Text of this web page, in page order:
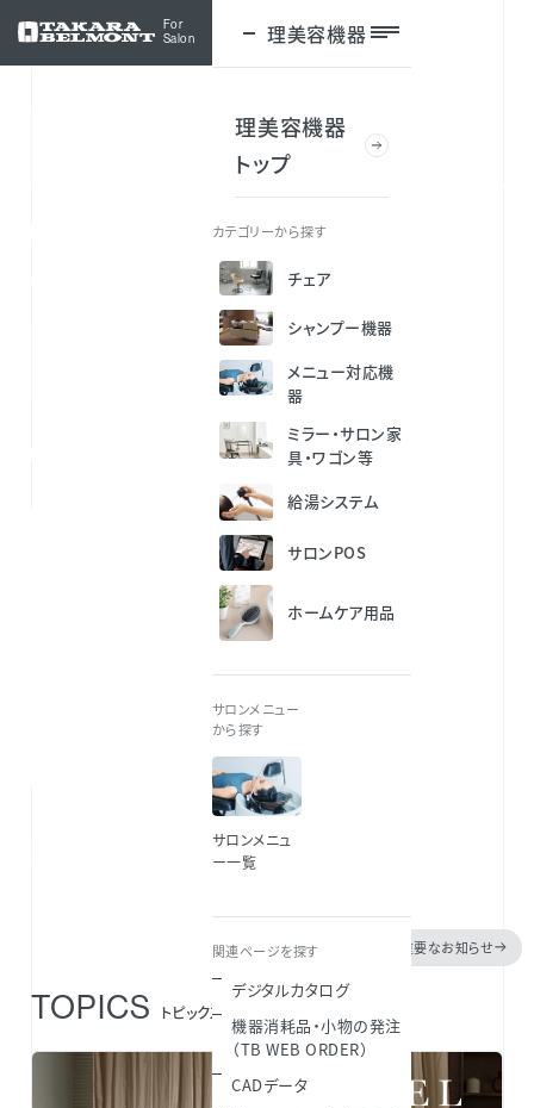
For
Salon
理美容機器
理美容機器
トップ
カテゴリーから探す
チェア
シャンプー機器
メニュー対応機
器
ミラー・サロン家
具・ワゴン等
給湯システム
サロンPOS
ホームケア用品
サロンメニュー
から探す
サロンメニュ
ー一覧
関連ページを探す
デジタルカタログ
機器消耗品・小物の発注
（TB WEB ORDER）
CADデータ
ログイン
サロンコンセプトやメニュー・サービス設計、
資金・物件探しなどの開業支援から、
技術教育、集客やメンテナンス等の
継続的な経営サポートまで
幅広く取り組んでいます。
設備機器や化粧品などの販売だけでなく、
総合的にサロンをデザインするソリューションを
重要なお知らせ
TOPICS トピックス